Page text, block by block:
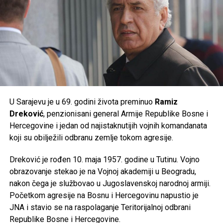
Share
Share
U Sarajevu je u 69. godini života preminuo Ramiz
Dreković, penzionisani general Armije Republike Bosne i
Hercegovine i jedan od najistaknutijih vojnih komandanata
koji su obilježili odbranu zemlje tokom agresije.
Dreković je rođen 10. maja 1957. godine u Tutinu. Vojno
obrazovanje stekao je na Vojnoj akademiji u Beogradu,
nakon čega je službovao u Jugoslavenskoj narodnoj armiji.
Početkom agresije na Bosnu i Hercegovinu napustio je
JNA i stavio se na raspolaganje Teritorijalnoj odbrani
Republike Bosne i Hercegovine.